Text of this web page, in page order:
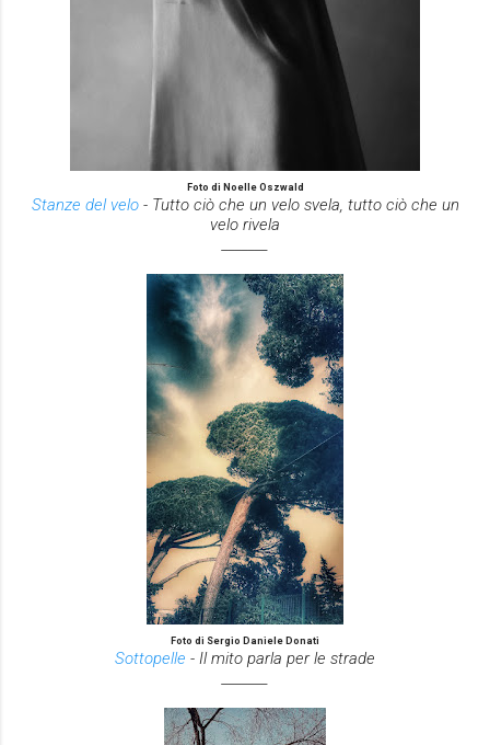
Foto di Noelle Oszwald
Stanze del velo- Tutto ciò che un velo svela, tutto ciò che un
velo rivela
Foto di Sergio Daniele Donati
Sottopelle - Il mito parla per le strade